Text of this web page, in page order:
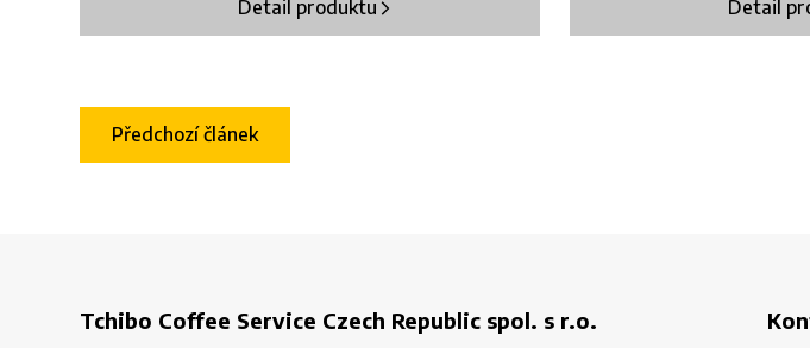
Detail produktu Detail
Předchozí článek
Tchibo Coffee Service Czech Republic spol. s r.o.